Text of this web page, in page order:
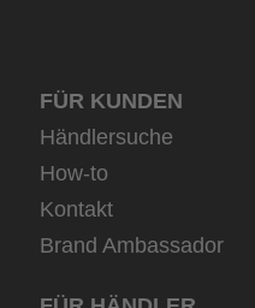
FÜR KUNDEN
Händlersuche
How-to
Kontakt
Brand Ambassador